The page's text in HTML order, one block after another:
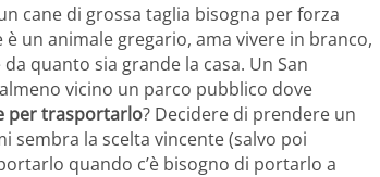
cane di grossa taglia bisogna per forza
un animale gregario, ama vivere in branco,
quanto sia grande la casa. Un San
vicino un parco pubblico dove
per trasportarlo? Decidere di prendere un
sembra la scelta vincente (salvo poi
quando c’è bisogno di portarlo a